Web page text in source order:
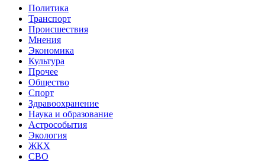
Политика
Транспорт
Происшествия
Мнения
Экономика
Культура
Прочее
Общество
Спорт
Здравоохранение
Наука и образование
Астрособытия
Экология
ЖКХ
СВО